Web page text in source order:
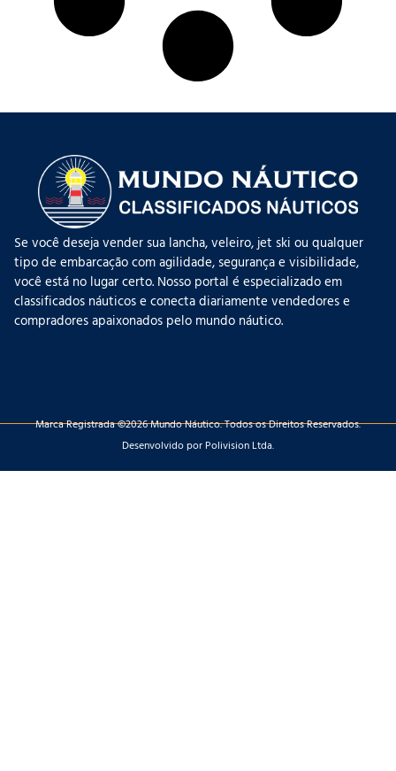
Se você deseja vender sua lancha, veleiro, jet ski ou qualquer
tipo de embarcação com agilidade, segurança e visibilidade,
você está no lugar certo. Nosso portal é especializado em
classificados náuticos e conecta diariamente vendedores e
compradores apaixonados pelo mundo náutico.
Marca Registrada ©2026 Mundo Náutico. Todos os Direitos Reservados.
Desenvolvido por Polivision Ltda.